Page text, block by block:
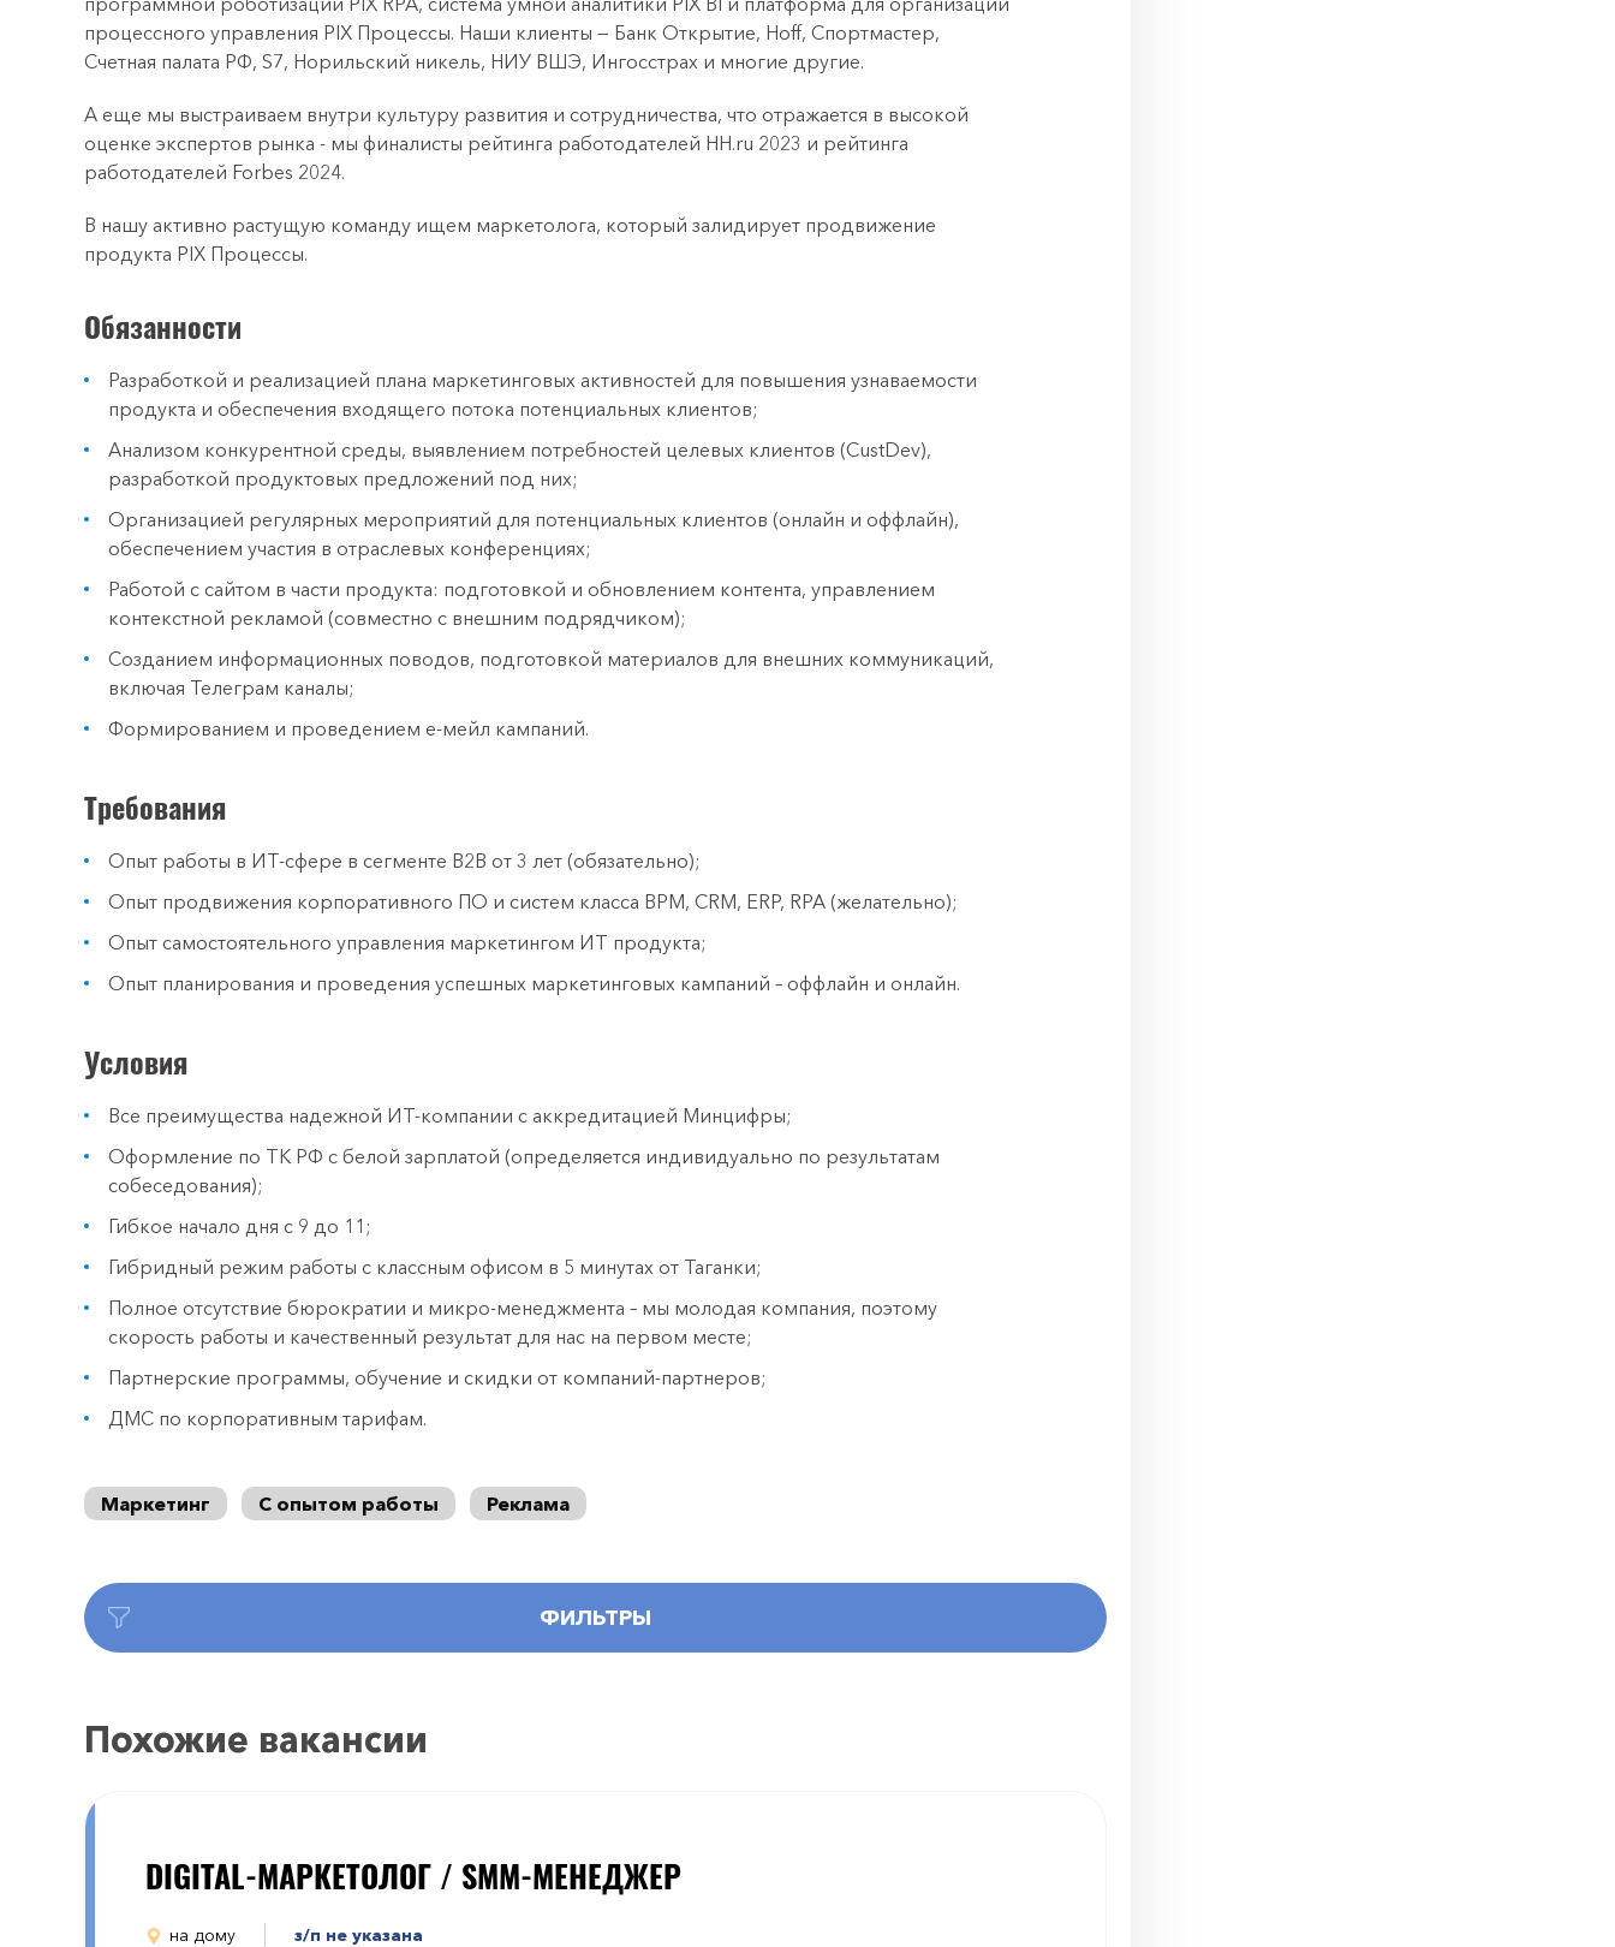
процессного управления PIX Процессы. Наши клиенты — Банк Открытие, Hoff, Спортмастер,
Счетная палата РФ, S7, Норильский никель, НИУ ВШЭ, Ингосстрах и многие другие.
А еще мы выстраиваем внутри культуру развития и сотрудничества, что отражается в высокой
оценке экспертов рынка - мы финалисты рейтинга работодателей HH.ru 2023 и рейтинга
работодателей Forbes 2024.
В нашу активно растущую команду ищем маркетолога, который залидирует продвижение
продукта PIX Процессы.
Обязанности
Разработкой и реализацией плана маркетинговых активностей для повышения узнаваемости
продукта и обеспечения входящего потока потенциальных клиентов;
Анализом конкурентной среды, выявлением потребностей целевых клиентов (CustDev),
разработкой продуктовых предложений под них;
Организацией регулярных мероприятий для потенциальных клиентов (онлайн и оффлайн),
обеспечением участия в отраслевых конференциях;
Работой с сайтом в части продукта: подготовкой и обновлением контента, управлением
контекстной рекламой (совместно с внешним подрядчиком);
Созданием информационных поводов, подготовкой материалов для внешних коммуникаций,
включая Телеграм каналы;
Формированием и проведением е-мейл кампаний.
Требования
Опыт работы в ИТ-сфере в сегменте B2B от 3 лет (обязательно);
Опыт продвижения корпоративного ПО и систем класса BPM, CRM, ERP, RPA (желательно);
Опыт самостоятельного управления маркетингом ИТ продукта;
Опыт планирования и проведения успешных маркетинговых кампаний – оффлайн и онлайн.
Условия
Все преимущества надежной ИТ-компании с аккредитацией Минцифры;
Оформление по ТК РФ с белой зарплатой (определяется индивидуально по результатам
собеседования);
Гибкое начало дня с 9 до 11;
Гибридный режим работы с классным офисом в 5 минутах от Таганки;
Полное отсутствие бюрократии и микро-менеджмента – мы молодая компания, поэтому
скорость работы и качественный результат для нас на первом месте;
Партнерские программы, обучение и скидки от компаний-партнеров;
ДМС по корпоративным тарифам.
Маркетинг С опытом работы Реклама
ФИЛЬТРЫ
Похожие вакансии
DIGITAL-МАРКЕТОЛОГ / SMM-МЕНЕДЖЕР
на дому з/п не указана